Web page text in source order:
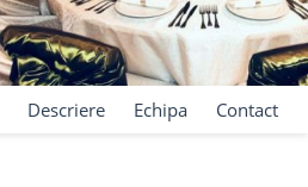
Descriere Echipa Contact